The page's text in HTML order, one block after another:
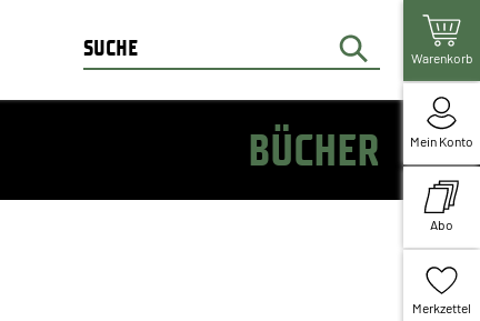
Warenkorb
Mein Konto
Abo
Merkzettel
BÜCHER